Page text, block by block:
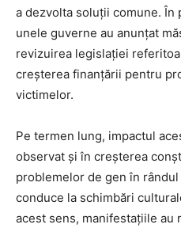
a dezvolta soluții comune. În
unele guverne au anunțat
revizuirea legislației
creșterea finanțării pentru
victimelor.
Pe termen lung, impactul
observat și în creșterea
problemelor de gen în
conduce la schimbări
acest sens, manifestațiile au